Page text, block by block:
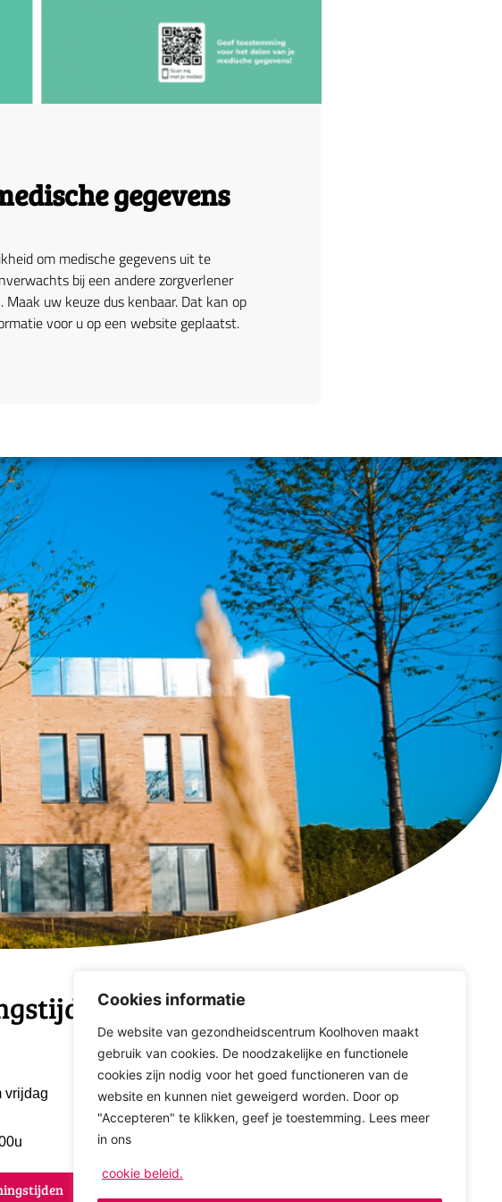
Cookies informatie
De website van gezondheidscentrum Koolhoven maakt
gebruik van cookies. De noodzakelijke en functionele
cookies zijn nodig voor het goed functioneren van de
website en kunnen niet geweigerd worden. Door op
"Accepteren" te klikken, geef je toestemming. Lees meer
in ons
cookie beleid.
gegevens
om medische gegevens uit te
bij een andere zorgverlener
uw keuze dus kenbaar. Dat kan op
voor u op een website geplaatst.
vrijdag
Overig
Privacybeleid
Cookiebeleid